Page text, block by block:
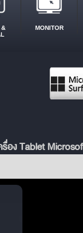
&
MONITOR
รื่อง Tablet